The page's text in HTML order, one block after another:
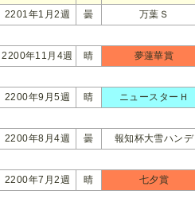
2201年1月2週
曇 万葉Ｓ
2200年11月4週
晴 夢蓮華賞
2200年9月5週
晴 ニュースターＨ
2200年8月4週
曇 報知杯大雪ハンデ
2200年7月2週
晴 七夕賞